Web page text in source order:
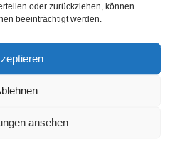
oder zurückziehen, können
beeinträchtigt werden.
ansehen
- 2026 | Cisterscapes
without guarantee.